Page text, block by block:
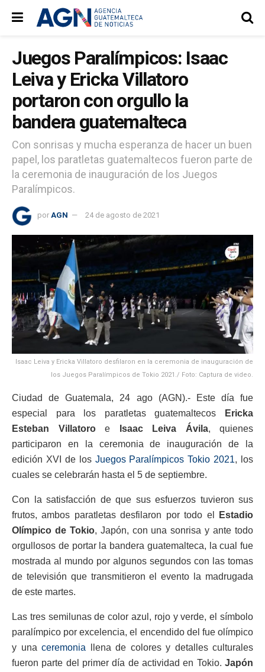
Juegos Paralímpicos: Isaac
Leiva y Ericka Villatoro
portaron con orgullo la
bandera guatemalteca
Con sonrisas y mucha esperanza de hacer un buen
papel, los paratletas guatemaltecos fueron parte de
la ceremonia de inauguración de los Juegos
Paralímpicos.
por AGN 24 de agosto de 2021
Isaac Leiva y Ericka Villatoro desfilaron en la ceremonia de inauguración de
los Juegos Paralímpicos de Tokio 2021./ Foto: Captura de video.
Ciudad de Guatemala, 24 ago (AGN).- Este día fue
especial para los paratletas guatemaltecos Ericka
Esteban Villatoroe Isaac Leiva Ávila, quienes
participaron en la ceremonia de inauguración de la
edición XVI de los Juegos Paralímpicos Tokio 2021, los
cuales se celebrarán hasta el 5 de septiembre.
Con la satisfacción de que sus esfuerzos tuvieron sus
frutos, ambos paratletas desfilaron por todo el
Estadio
Olímpico de Tokio, Japón, con una sonrisa y ante todo
orgullosos de portar la bandera guatemalteca, la cual fue
mostrada al mundo por algunos segundos con las tomas
de televisión que transmitieron el evento la madrugada
de este martes.
Las tres semilunas de color azul, rojo y verde, el símbolo
paralímpico por excelencia, el encendido del fue olímpico
y una ceremonia llena de colores y detalles culturales
fueron parte del primer día de actividad en Tokio. Japón